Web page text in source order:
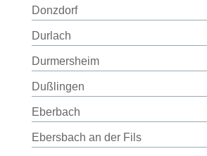
Donzdorf
Durlach
Durmersheim
Dußlingen
Eberbach
Ebersbach an der Fils